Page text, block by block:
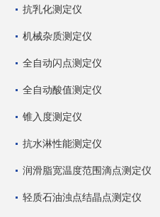
抗乳化测定仪
机械杂质测定仪
全自动闪点测定仪
全自动酸值测定仪
锥入度测定仪
抗水淋性能测定仪
润滑脂宽温度范围滴点测定仪
轻质石油浊点结晶点测定仪